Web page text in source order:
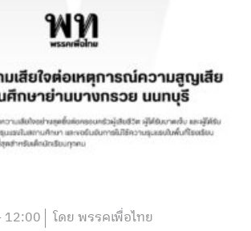
12:00 โดย พรรคเพื่อไทย